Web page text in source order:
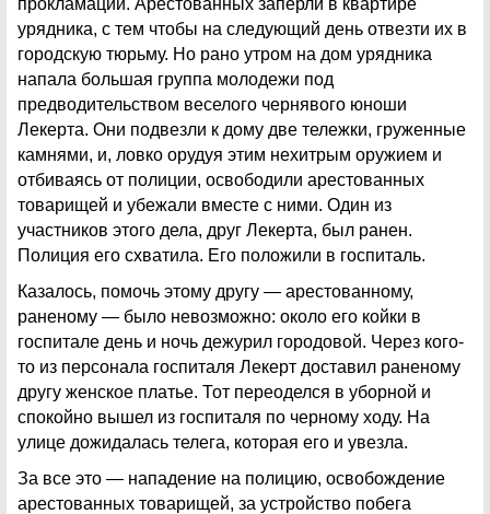
прокламации. Арестованных заперли в квартире
урядника, с тем чтобы на следующий день отвезти их в
городскую тюрьму. Но рано утром на дом урядника
напала большая группа молодежи под
предводительством веселого чернявого юноши
Лекерта. Они подвезли к дому две тележки, груженные
камнями, и, ловко орудуя этим нехитрым оружием и
отбиваясь от полиции, освободили арестованных
товарищей и убежали вместе с ними. Один из
участников этого дела, друг Лекерта, был ранен.
Полиция его схватила. Его положили в госпиталь.
Казалось, помочь этому другу — арестованному,
раненому — было невозможно: около его койки в
госпитале день и ночь дежурил городовой. Через кого-
то из персонала госпиталя Лекерт доставил раненому
другу женское платье. Тот переоделся в уборной и
спокойно вышел из госпиталя по черному ходу. На
улице дожидалась телега, которая его и увезла.
За все это — нападение на полицию, освобождение
арестованных товарищей, за устройство побега